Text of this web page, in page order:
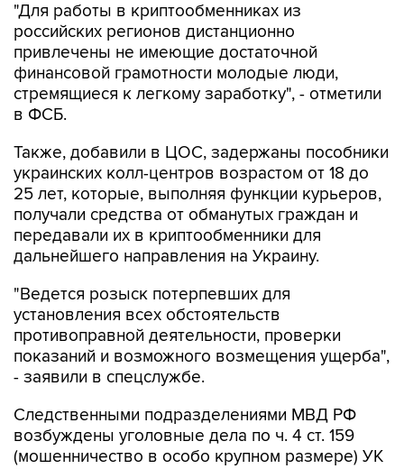
"Для работы в криптообменниках из
российских регионов дистанционно
привлечены не имеющие достаточной
финансовой грамотности молодые люди,
стремящиеся к легкому заработку", - отметили
в ФСБ.
Также, добавили в ЦОС, задержаны пособники
украинских колл-центров возрастом от 18 до
25 лет, которые, выполняя функции курьеров,
получали средства от обманутых граждан и
передавали их в криптообменники для
дальнейшего направления на Украину.
"Ведется розыск потерпевших для
установления всех обстоятельств
противоправной деятельности, проверки
показаний и возможного возмещения ущерба",
- заявили в спецслужбе.
Следственными подразделениями МВД РФ
возбуждены уголовные дела по ч. 4 ст. 159
(мошенничество в особо крупном размере) УК